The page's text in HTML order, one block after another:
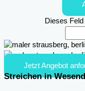
Dieses
Jetzt Angebot
Streichen in